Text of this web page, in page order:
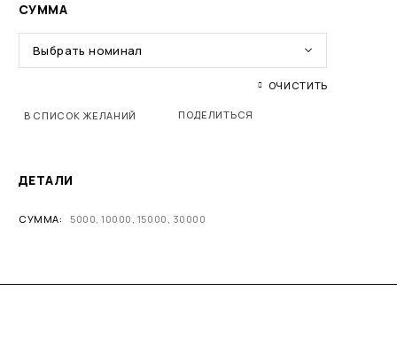
СУММА
ОЧИСТИТЬ
В СПИСОК ЖЕЛАНИЙ ПОДЕЛИТЬСЯ
ДЕТАЛИ
СУММА 5000, 10000, 15000, 30000